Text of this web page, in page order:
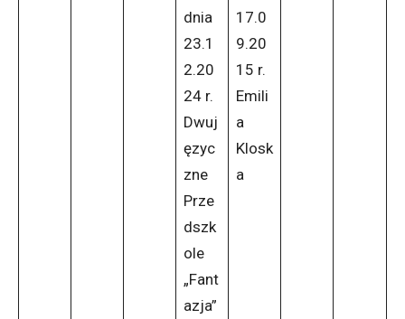
dnia
23.1
2.20
24 r.
Dwuj
ęzyc
zne
Prze
dszk
ole
„Fant
azja”
17.0
9.20
15 r.
Emili
a
Klosk
a